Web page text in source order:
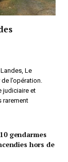
Le
l’opération.
judiciaire et
rarement
gendarmes
hors de